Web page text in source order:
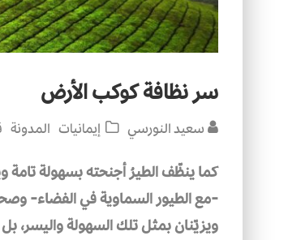
سر نظافة كوكب الأرض
سعيد النورسي إيمانيات المدونة
كما ينظّف الطيرُ أجنحته بسهولة تامة
-مع الطيور السماوية في الفضاء-
ويزيّنان بمثل تلك السهولة واليسر،